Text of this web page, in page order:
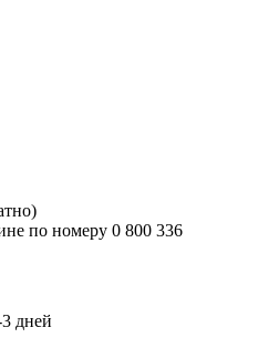
по номеру 0 800 336
дней